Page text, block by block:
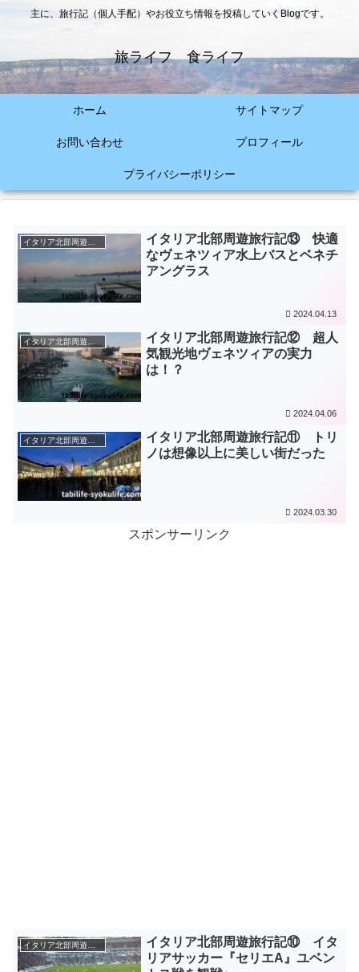
主に、旅行記（個人手配）やお役立ち情報を投稿していくBlogです。
旅ライフ 食ライフ
ホーム サイトマップ
お問い合わせ プロフィール
プライバシーポリシー
イタリア北部周遊旅（2018年～2019年）
イタリア北部周遊旅行記⑬ 快適
なヴェネツィア水上バスとベネチ
アングラス
2024.04.13
イタリア北部周遊旅（2018年～2019年）
イタリア北部周遊旅行記⑫ 超人
気観光地ヴェネツィアの実力
は！？
2024.04.06
イタリア北部周遊旅（2018年～2019年）
イタリア北部周遊旅行記⑪ トリ
ノは想像以上に美しい街だった
2024.03.30
スポンサーリンク
イタリア北部周遊旅（2018年～2019年）
イタリア北部周遊旅行記⑩ イタ
リアサッカー『セリエA』ユベン